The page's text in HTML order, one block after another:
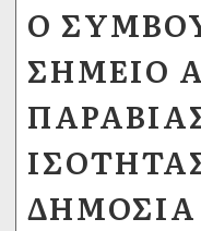
Ο
ΣΗΜΕΊΟ
ΔΗΜΌΣΙΑ